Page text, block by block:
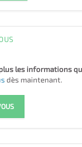
les informations
dès maintenant.